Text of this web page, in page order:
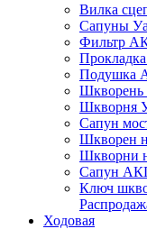
Вилка
Сапуны
Фильтр
Подушка
Шкворень
Шкворня
Сапун
Шкворен
Шкворни
Сапун
Ключ
Ходовая